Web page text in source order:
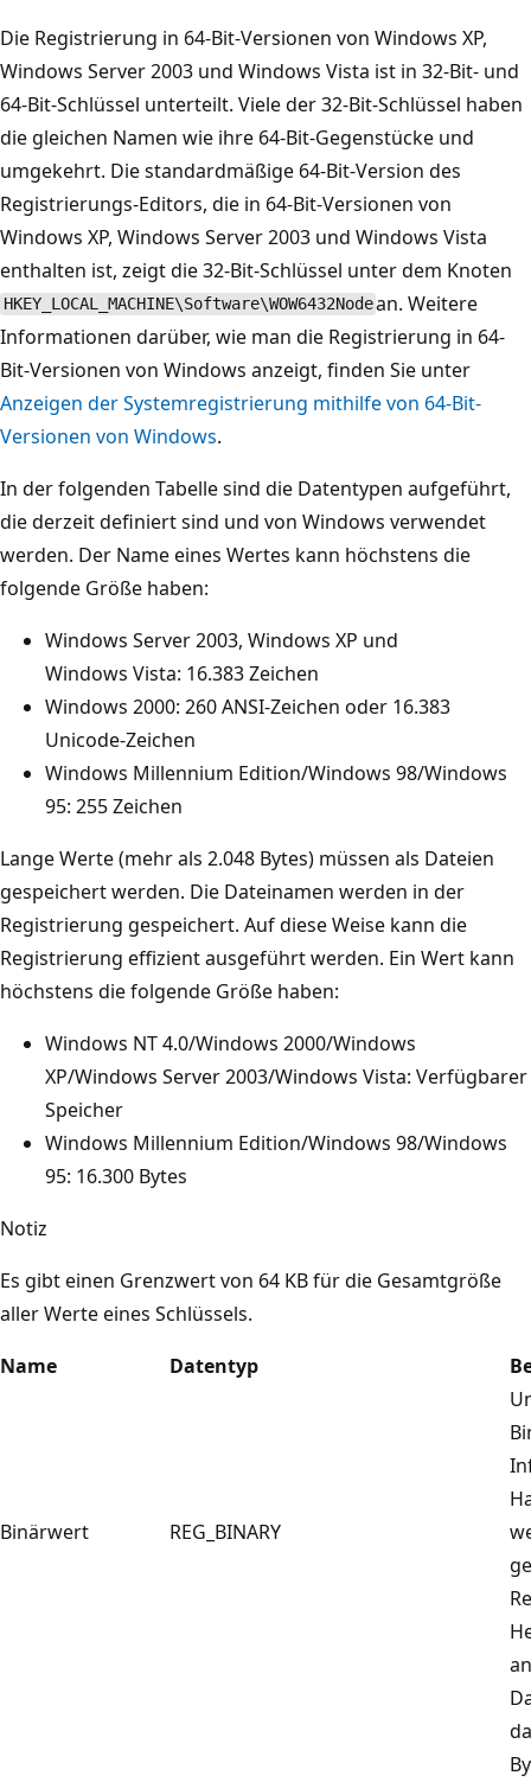
Die Registrierung in 64-Bit-Versionen von Windows XP,
Windows Server 2003 und Windows Vista ist in 32-Bit- und
64-Bit-Schlüssel unterteilt. Viele der 32-Bit-Schlüssel haben
die gleichen Namen wie ihre 64-Bit-Gegenstücke und
umgekehrt. Die standardmäßige 64-Bit-Version des
Registrierungs-Editors, die in 64-Bit-Versionen von
Windows XP, Windows Server 2003 und Windows Vista
enthalten ist, zeigt die 32-Bit-Schlüssel unter dem Knoten
HKEY_LOCAL_MACHINE\Software\WOW6432Nodean. Weitere
Informationen darüber, wie man die Registrierung in 64-
Bit-Versionen von Windows anzeigt, finden Sie unter
Anzeigen der Systemregistrierung mithilfe von 64-Bit-
Versionen von Windows.
In der folgenden Tabelle sind die Datentypen aufgeführt,
die derzeit definiert sind und von Windows verwendet
werden. Der Name eines Wertes kann höchstens die
folgende Größe haben:
Windows Server 2003, Windows XP und
Windows Vista: 16.383 Zeichen
Windows 2000: 260 ANSI-Zeichen oder 16.383
Unicode-Zeichen
Windows Millennium Edition/Windows 98/Windows
95: 255 Zeichen
Lange Werte (mehr als 2.048 Bytes) müssen als Dateien
gespeichert werden. Die Dateinamen werden in der
Registrierung gespeichert. Auf diese Weise kann die
Registrierung effizient ausgeführt werden. Ein Wert kann
höchstens die folgende Größe haben:
Windows NT 4.0/Windows 2000/Windows
XP/Windows Server 2003/Windows Vista: Verfügbarer
Speicher
Windows Millennium Edition/Windows 98/Windows
95: 16.300 Bytes
Notiz
Es gibt einen Grenzwert von 64 KB für die Gesamtgröße
aller Werte eines Schlüssels.
Name
Datentyp
Binärwert REG_BINARY